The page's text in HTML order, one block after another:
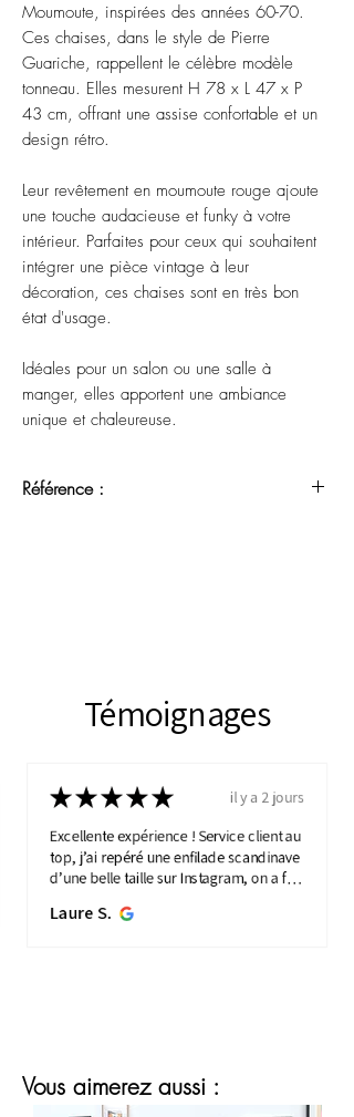
Témoignages
★★★★★
il y a 2 jours
Excellente expérience ! Service client au
top, j’ai repéré une enfilade scandinave
d’une belle taille sur Instagram, on a fait
plus...MONTRE PLUS
Laure S.
Moumoute, inspirées des années 60-70.
Ces chaises, dans le style de Pierre
Guariche, rappellent le célèbre modèle
tonneau. Elles mesurent H 78 x L 47 x P
43 cm, offrant une assise confortable et un
design rétro.
Leur revêtement en moumoute rouge ajoute
une touche audacieuse et funky à votre
intérieur. Parfaites pour ceux qui souhaitent
intégrer une pièce vintage à leur
décoration, ces chaises sont en très bon
état d'usage.
Idéales pour un salon ou une salle à
manger, elles apportent une ambiance
unique et chaleureuse.
Référence :
Vous aimerez aussi :